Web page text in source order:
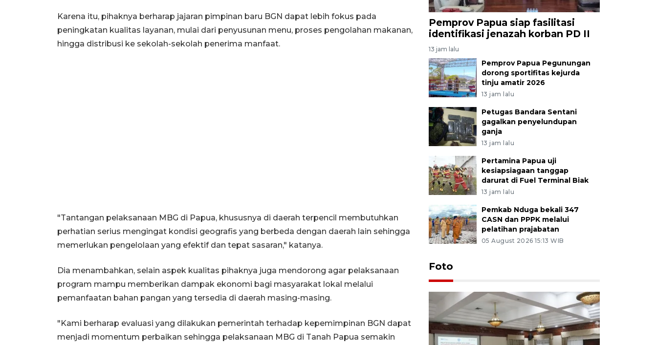
Karena itu, pihaknya berharap jajaran pimpinan baru BGN dapat lebih fokus pada
peningkatan kualitas layanan, mulai dari penyusunan menu, proses pengolahan makanan,
hingga distribusi ke sekolah-sekolah penerima manfaat.
"Tantangan pelaksanaan MBG di Papua, khususnya di daerah terpencil membutuhkan
perhatian serius mengingat kondisi geografis yang berbeda dengan daerah lain sehingga
memerlukan pengelolaan yang efektif dan tepat sasaran," katanya.
Dia menambahkan, selain aspek kualitas pihaknya juga mendorong agar pelaksanaan
program mampu memberikan dampak ekonomi bagi masyarakat lokal melalui
pemanfaatan bahan pangan yang tersedia di daerah masing-masing.
"Kami berharap evaluasi yang dilakukan pemerintah terhadap kepemimpinan BGN dapat
menjadi momentum perbaikan sehingga pelaksanaan MBG di Tanah Papua semakin
Pemprov Papua siap fasilitasi
identifikasi jenazah korban PD II
13 jam lalu
Pemprov Papua Pegunungan
dorong sportifitas kejurda
tinju amatir 2026
13 jam lalu
Petugas Bandara Sentani
gagalkan penyelundupan
ganja
13 jam lalu
Pertamina Papua uji
kesiapsiagaan tanggap
darurat di Fuel Terminal Biak
13 jam lalu
Pemkab Nduga bekali 347
CASN dan PPPK melalui
pelatihan prajabatan
05 August 2026 15:13 WIB
Foto